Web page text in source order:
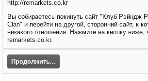
http://remarkets.co.kr
Вы собираетесь покинуть сайт "Клуб Рэйндж
Clan" и перейти на другой, сторонний сайт, к
никакого отношения. Нажмите на кнопку ниже,
remarkets.co.kr.
Продолжить...